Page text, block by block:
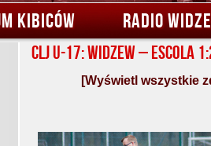
KIBICÓW RADIO
CLJ U-17: Widzew – Escola
[Wyświetl wszystkie